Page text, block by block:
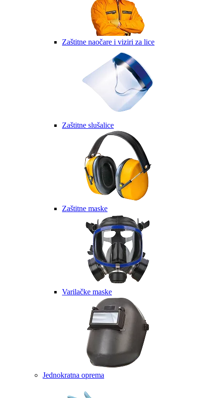
Zaštitne naočare i viziri za lice
Zaštitne slušalice
Zaštitne maske
Varilačke maske
Jednokratna oprema